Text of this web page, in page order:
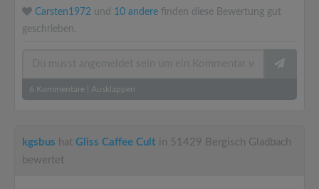
Carsten1972 und 10 andere finden diese Bewertung gut
geschrieben.
6 Kommentare Ausklappen
kgsbus hat Gliss Caffee Cult in 51429 Bergisch Gladbach
bewertet